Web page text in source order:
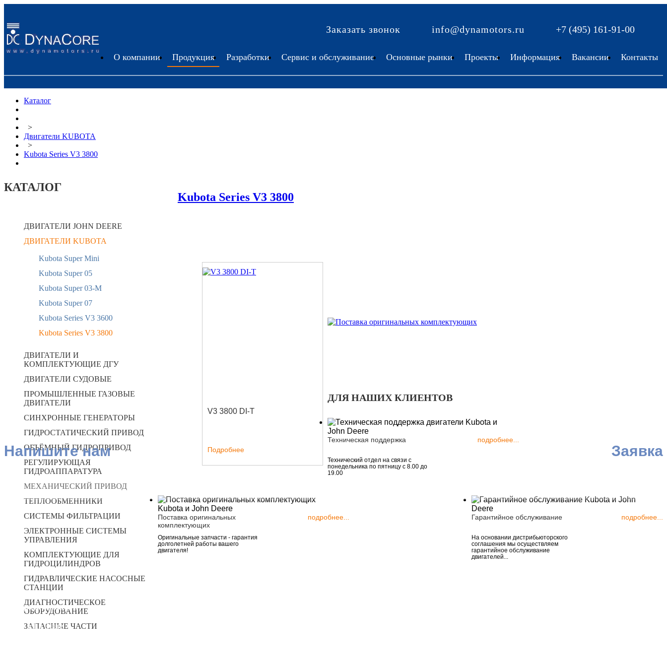
+7 (495) 161-91-00
info@dynamotors.ru
Заказать звонок
О компании Продукция Разработки Сервис и обслуживание Основные рынки Проекты Информация Вакансии Контакты
Каталог
>
Двигатели KUBOTA
>
Kubota Series V3 3800
КАТАЛОГ
ДВИГАТЕЛИ JOHN DEERE
ДВИГАТЕЛИ KUBOTA
Kubota Super Mini
Kubota Super 05
Kubota Super 03-M
Kubota Super 07
Kubota Series V3 3600
Kubota Series V3 3800
ДВИГАТЕЛИ И
КОМПЛЕКТУЮЩИЕ ДГУ
ДВИГАТЕЛИ СУДОВЫЕ
ПРОМЫШЛЕННЫЕ ГАЗОВЫЕ
ДВИГАТЕЛИ
СИНХРОННЫЕ ГЕНЕРАТОРЫ
ГИДРОСТАТИЧЕСКИЙ ПРИВОД
ОБЪЁМНЫЙ ГИДРОПРИВОД
РЕГУЛИРУЮЩАЯ
ГИДРОАППАРАТУРА
МЕХАНИЧЕСКИЙ ПРИВОД
ТЕПЛООБМЕННИКИ
СИСТЕМЫ ФИЛЬТРАЦИИ
ЭЛЕКТРОННЫЕ СИСТЕМЫ
УПРАВЛЕНИЯ
КОМПЛЕКТУЮЩИЕ ДЛЯ
ГИДРОЦИЛИНДРОВ
ГИДРАВЛИЧЕСКИЕ НАСОСНЫЕ
СТАНЦИИ
ДИАГНОСТИЧЕСКОЕ
ОБОРУДОВАНИЕ
ЗАПАСНЫЕ ЧАСТИ
Kubota Series V3 3800
V3 3800 DI-Т
Подробнее
ДЛЯ НАШИХ КЛИЕНТОВ
Техническая поддержка
Технический отдел на связи с
понедельника по пятницу с 8.00 до
19.00
подробнее...
Поставка оригинальных
комплектующих
Оригинальные запчасти - гарантия
долголетней работы вашего
двигателя!
подробнее... Гарантийное обслуживание
На основании дистрибьюторского
соглашения мы осуществляем
гарантийное обслуживание
двигателей...
подробнее...
Напишите нам Заявка
Все предложения
John Deere